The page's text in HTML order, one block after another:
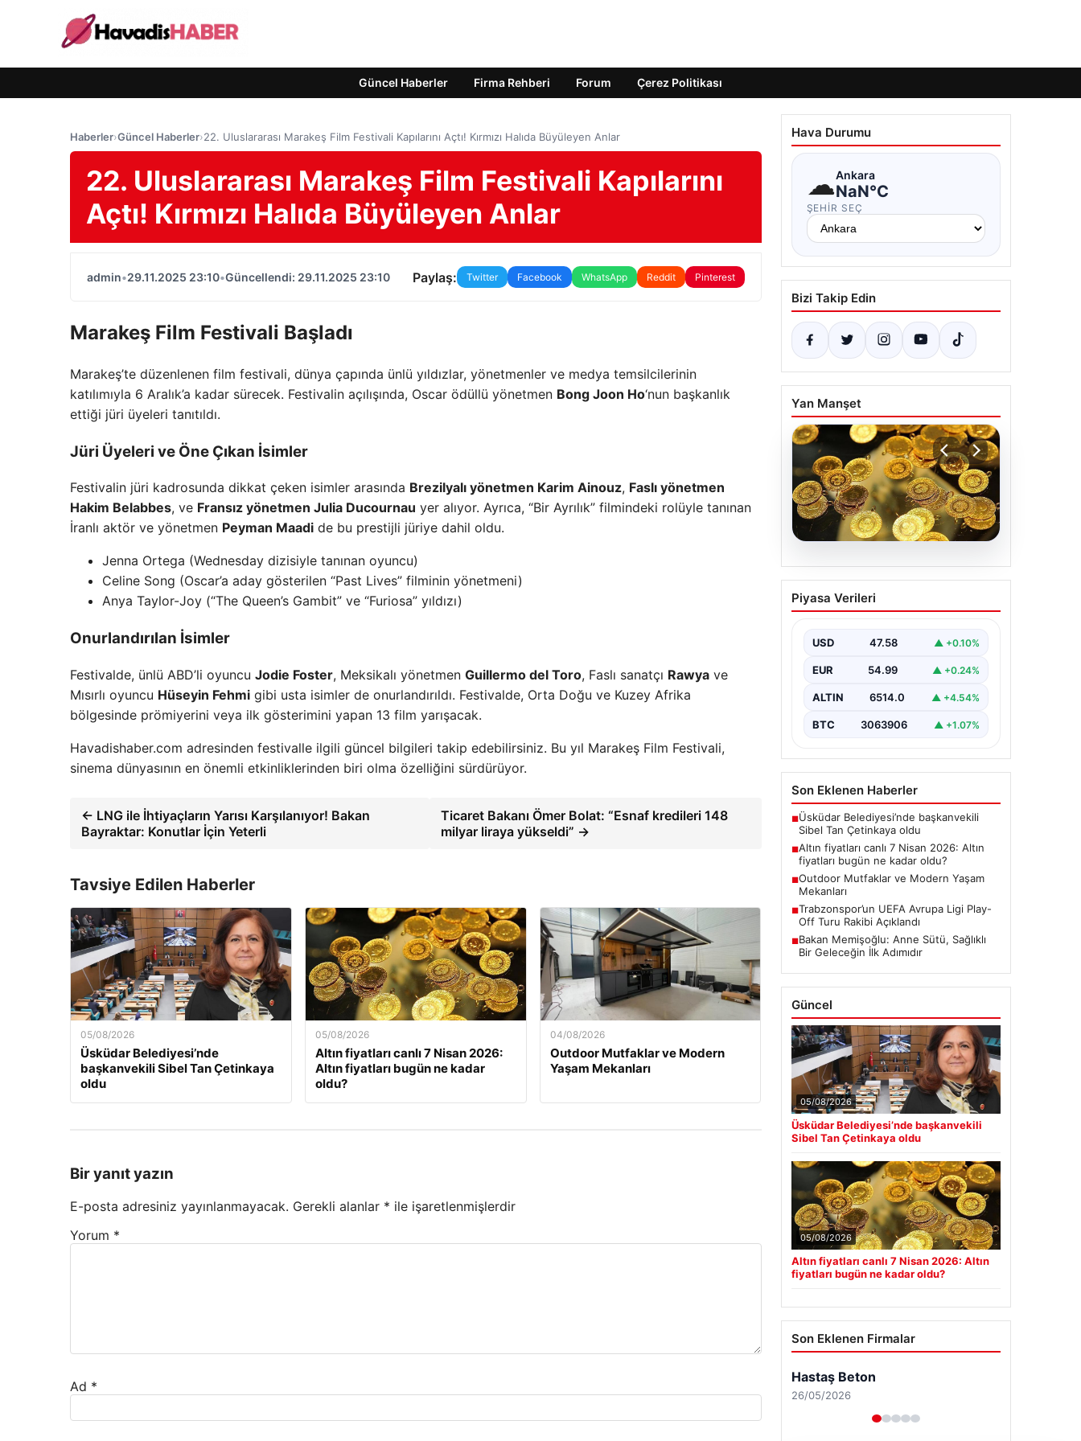
Güncel Haberler Firma Rehberi Forum Çerez Politikası
Haberler›Güncel Haberler›22. Uluslararası Marakeş Film Festivali Kapılarını Açtı! Kırmızı Halıda Büyüleyen Anlar
22. Uluslararası Marakeş Film Festivali Kapılarını
Açtı! Kırmızı Halıda Büyüleyen Anlar
admin•29.11.2025 23:10•Güncellendi: 29.11.2025 23:10 Paylaş: Twitter Facebook WhatsApp Reddit Pinterest
Marakeş Film Festivali Başladı
Marakeş’te düzenlenen film festivali, dünya çapında ünlü yıldızlar, yönetmenler ve medya temsilcilerinin
katılımıyla 6 Aralık’a kadar sürecek. Festivalin açılışında, Oscar ödüllü yönetmen Bong Joon Ho‘nun başkanlık
ettiği jüri üyeleri tanıtıldı.
Jüri Üyeleri ve Öne Çıkan İsimler
Festivalin jüri kadrosunda dikkat çeken isimler arasında Brezilyalı yönetmen Karim Ainouz, Faslı yönetmen
Hakim Belabbes, ve Fransız yönetmen Julia Ducournau yer alıyor. Ayrıca, “Bir Ayrılık” filmindeki rolüyle tanınan
İranlı aktör ve yönetmen Peyman Maadi de bu prestijli jüriye dahil oldu.
Jenna Ortega (Wednesday dizisiyle tanınan oyuncu)
Celine Song (Oscar’a aday gösterilen “Past Lives” filminin yönetmeni)
Anya Taylor-Joy (“The Queen’s Gambit” ve “Furiosa” yıldızı)
Onurlandırılan İsimler
Festivalde, ünlü ABD’li oyuncu Jodie Foster, Meksikalı yönetmen Guillermo del Toro, Faslı sanatçı Rawya ve
Mısırlı oyuncu Hüseyin Fehmi gibi usta isimler de onurlandırıldı. Festivalde, Orta Doğu ve Kuzey Afrika
bölgesinde prömiyerini veya ilk gösterimini yapan 13 film yarışacak.
Havadishaber.com adresinden festivalle ilgili güncel bilgileri takip edebilirsiniz. Bu yıl Marakeş Film Festivali,
sinema dünyasının en önemli etkinliklerinden biri olma özelliğini sürdürüyor.
← LNG ile İhtiyaçların Yarısı Karşılanıyor! Bakan
Bayraktar: Konutlar İçin Yeterli
Ticaret Bakanı Ömer Bolat: “Esnaf kredileri 148
milyar liraya yükseldi” →
Tavsiye Edilen Haberler
05/08/2026
Üsküdar Belediyesi’nde
başkanvekili Sibel Tan Çetinkaya
oldu
05/08/2026
Altın fiyatları canlı 7 Nisan 2026:
Altın fiyatları bugün ne kadar
oldu?
04/08/2026
Outdoor Mutfaklar ve Modern
Yaşam Mekanları
Bir yanıt yazın
E-posta adresiniz yayınlanmayacak. Gerekli alanlar * ile işaretlenmişlerdir
Yorum *
Ad *
Hava Durumu
☁Ankara
NaN°C
ŞEHIR SEÇ
Bizi Takip Edin
Yan Manşet
05.08.2026
Altın fiyatları canlı 7
Nisan 2026: Altın
oldu?
Piyasa Verileri
USD 47.58 ▲ +0.10%
EUR 54.99 ▲ +0.24%
ALTIN 6514.0 ▲ +4.54%
BTC 3063906 ▲ +1.07%
Son Eklenen Haberler
■Üsküdar Belediyesi’nde başkanvekili
Sibel Tan Çetinkaya oldu
■Altın fiyatları canlı 7 Nisan 2026: Altın
fiyatları bugün ne kadar oldu?
■Outdoor Mutfaklar ve Modern Yaşam
Mekanları
■Trabzonspor’un UEFA Avrupa Ligi Play-
Off Turu Rakibi Açıklandı
■Bakan Memişoğlu: Anne Sütü, Sağlıklı
Bir Geleceğin İlk Adımıdır
Güncel
05/08/2026
Üsküdar Belediyesi’nde başkanvekili
Sibel Tan Çetinkaya oldu
05/08/2026
Altın fiyatları canlı 7 Nisan 2026: Altın
fiyatları bugün ne kadar oldu?
Son Eklenen Firmalar
Hastaş Beton
26/05/2026